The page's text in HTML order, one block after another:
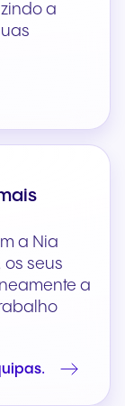
a
a Nia
os seus
a